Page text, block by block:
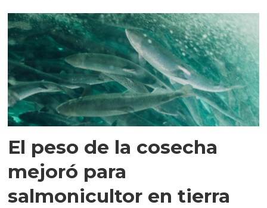
El peso de la cosecha
mejoró para
salmonicultor en tierra